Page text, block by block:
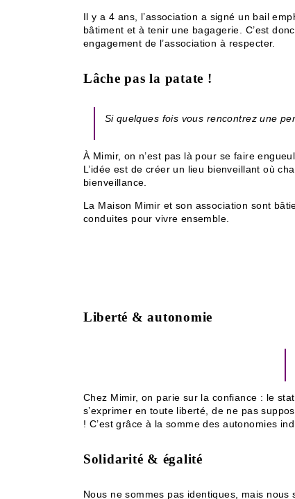
Il y a 4 ans, l’association a signé un bail
bâtiment et à tenir une bagagerie. C’est
engagement de l’association à respecter.
Lâche pas la patate !
Si quelques fois vous rencontrez une
À Mimir, on n’est pas là pour se faire
L’idée est de créer un lieu bienveillant où
bienveillance.
La Maison Mimir et son association sont
conduites pour vivre ensemble.
Liberté & autonomie
Chez Mimir, on parie sur la confiance : le
s’exprimer en toute liberté, de ne pas
! C’est grâce à la somme des autonomies
Solidarité & égalité
Nous ne sommes pas identiques, mais